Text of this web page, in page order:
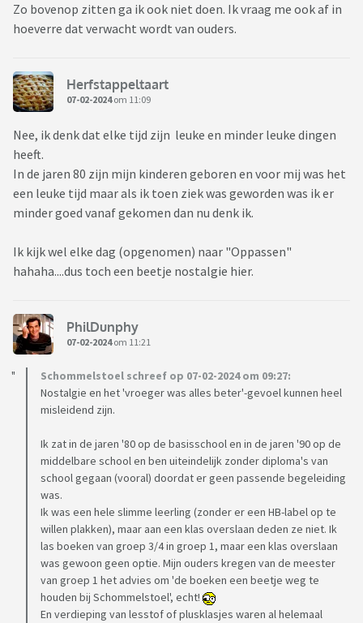
Zo bovenop zitten ga ik ook niet doen. Ik vraag me ook af in
hoeverre dat verwacht wordt van ouders.
Herfstappeltaart
07-02-2024om 11:09
Nee, ik denk dat elke tijd zijn leuke en minder leuke dingen
heeft.
In de jaren 80 zijn mijn kinderen geboren en voor mij was het
een leuke tijd maar als ik toen ziek was geworden was ik er
minder goed vanaf gekomen dan nu denk ik.
Ik kijk wel elke dag (opgenomen) naar "Oppassen"
hahaha....dus toch een beetje nostalgie hier.
PhilDunphy
07-02-2024om 11:21
Schommelstoel schreef op 07-02-2024 om 09:27:
Nostalgie en het 'vroeger was alles beter'-gevoel kunnen heel
misleidend zijn.
Ik zat in de jaren '80 op de basisschool en in de jaren '90 op de
middelbare school en ben uiteindelijk zonder diploma's van
school gegaan (vooral) doordat er geen passende begeleiding
was.
Ik was een hele slimme leerling (zonder er een HB-label op te
willen plakken), maar aan een klas overslaan deden ze niet. Ik
las boeken van groep 3/4 in groep 1, maar een klas overslaan
was gewoon geen optie. Mijn ouders kregen van de meester
van groep 1 het advies om 'de boeken een beetje weg te
houden bij Schommelstoel', echt!
En verdieping van lesstof of plusklasjes waren al helemaal